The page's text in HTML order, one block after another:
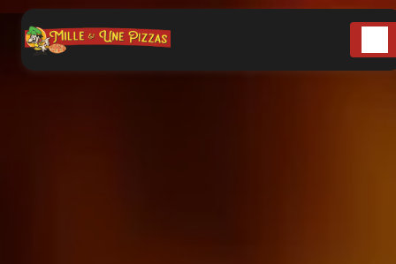
Panneau de gestion des cookies